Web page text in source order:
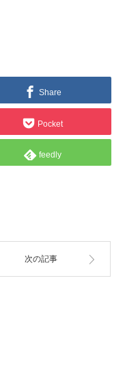
Share
Pocket
feedly
次の記事